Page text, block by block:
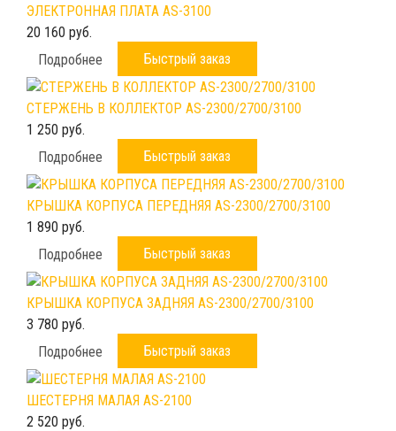
ЭЛЕКТРОННАЯ ПЛАТА AS-3100
20 160 руб.
Подробнее
Быстрый заказ
СТЕРЖЕНЬ В КОЛЛЕКТОР AS-2300/2700/3100
1 250 руб.
Подробнее
Быстрый заказ
КРЫШКА КОРПУСА ПЕРЕДНЯЯ AS-2300/2700/3100
1 890 руб.
Подробнее
Быстрый заказ
КРЫШКА КОРПУСА ЗАДНЯЯ AS-2300/2700/3100
3 780 руб.
Подробнее
Быстрый заказ
ШЕСТЕРНЯ МАЛАЯ AS-2100
2 520 руб.